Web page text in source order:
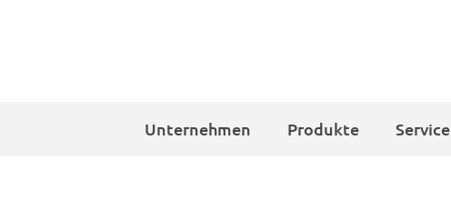
Unternehmen Produkte Service